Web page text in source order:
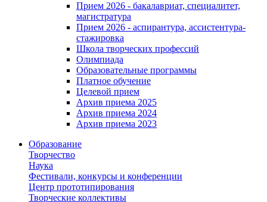
Прием 2026 - бакалавриат, специалитет,
магистратура
Прием 2026 - аспирантура, ассистентура-
стажировка
Школа творческих профессий
Олимпиада
Образовательные программы
Платное обучение
Целевой прием
Архив приема 2025
Архив приема 2024
Архив приема 2023
Образование
Творчество
Наука
Фестивали, конкурсы и конференции
Центр прототипирования
Творческие коллективы